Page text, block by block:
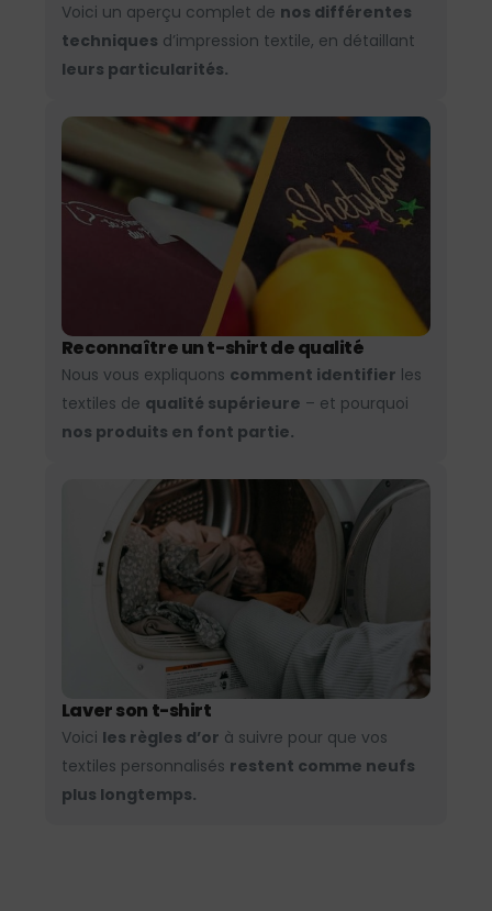
Voici un aperçu complet de nos différentes
techniques d’impression textile, en détaillant
leurs particularités.
Reconnaître un t-shirt de qualité
Nous vous expliquons comment identifier les
textiles de qualité supérieure – et pourquoi
nos produits en font partie.
Laver son t-shirt
Voici les règles d’or à suivre pour que vos
textiles personnalisés restent comme neufs
plus longtemps.